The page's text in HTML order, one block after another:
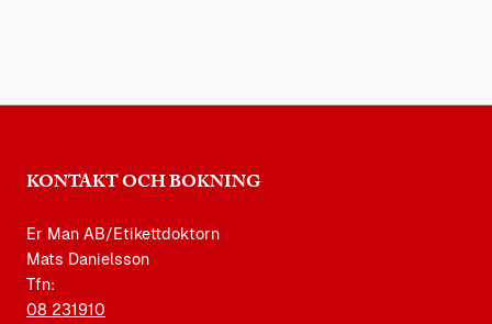
KONTAKT OCH BOKNING
Er Man AB/Etikettdoktorn
Mats Danielsson
Tfn:
08 231910